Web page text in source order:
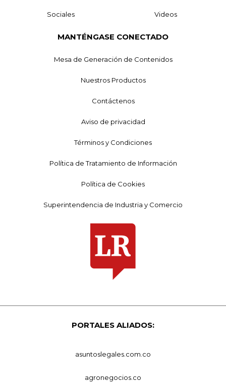
Sociales Videos
MANTÉNGASE CONECTADO
Mesa de Generación de Contenidos
Nuestros Productos
Contáctenos
Aviso de privacidad
Términos y Condiciones
Política de Tratamiento de Información
Política de Cookies
Superintendencia de Industria y Comercio
PORTALES ALIADOS:
asuntoslegales.com.co
agronegocios.co